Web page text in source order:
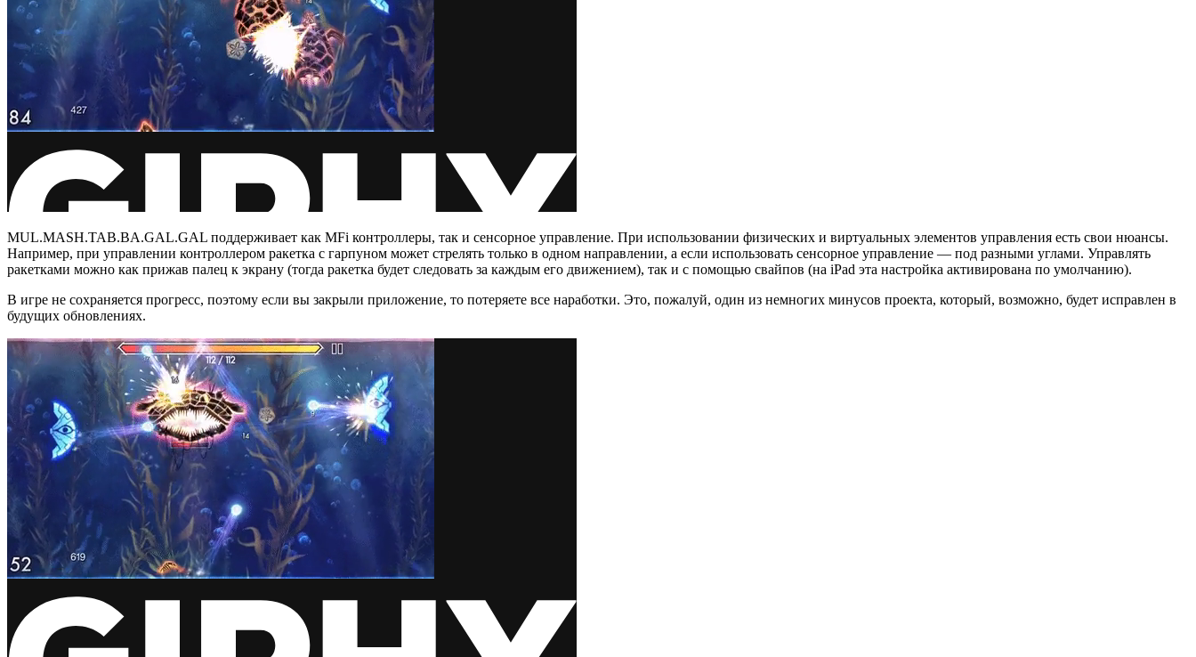
MUL.MASH.TAB.BA.GAL.GAL поддерживает как MFi контроллеры, так и сенсорное управление. При использовании физических и виртуальных элементов управления есть свои нюансы.
Например, при управлении контроллером ракетка с гарпуном может стрелять только в одном направлении, а если использовать сенсорное управление — под разными углами. Управлять
ракетками можно как прижав палец к экрану (тогда ракетка будет следовать за каждым его движением), так и с помощью свайпов (на iPad эта настройка активирована по умолчанию).
В игре не сохраняется прогресс, поэтому если вы закрыли приложение, то потеряете все наработки. Это, пожалуй, один из немногих минусов проекта, который, возможно, будет исправлен в
будущих обновлениях.